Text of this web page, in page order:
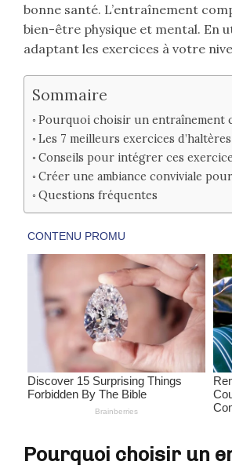
bonne santé. L’entraînement
bien-être physique et mental. En
adaptant les exercices à votre
Sommaire
Pourquoi choisir un entraînement
Les 7 meilleurs exercices
Conseils pour intégrer ces
Créer une ambiance conviviale
Questions fréquentes
Pourquoi choisir un